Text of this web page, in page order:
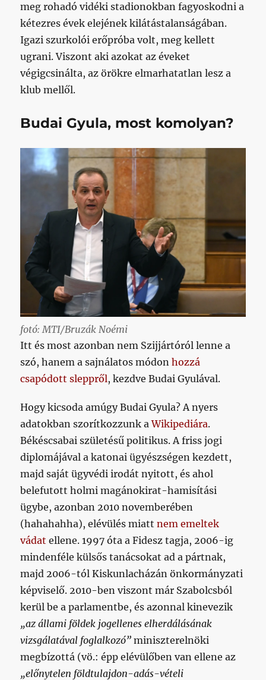
meg rohadó vidéki stadionokban fagyoskodni a
kétezres évek elejének kilátástalanságában.
Igazi szurkolói erőpróba volt, meg kellett
ugrani. Viszont aki azokat az éveket
végigcsinálta, az örökre elmarhatatlan lesz a
klub mellől.
Budai Gyula, most komolyan?
fotó: MTI/Bruzák Noémi
Itt és most azonban nem Szijjártóról lenne a
szó, hanem a sajnálatos módonhozzá
csapódott sleppről, kezdve Budai Gyulával.
Hogy kicsoda amúgy Budai Gyula? A nyers
adatokban szorítkozzunk aWikipediára.
Békéscsabai születésű politikus. A friss jogi
diplomájával a katonai ügyészségen kezdett,
majd saját ügyvédi irodát nyitott, és ahol
belefutott holmi magánokirat-hamisítási
ügybe, azonban 2010 novemberében
(hahahahha), elévülés miattnem emeltek
vádat ellene. 1997 óta a Fidesz tagja, 2006-ig
mindenféle külsős tanácsokat ad a pártnak,
majd 2006-tól Kiskunlacházán önkormányzati
képviselő. 2010-ben viszont már Szabolcsból
kerül be a parlamentbe, és azonnal kinevezik
„az állami földek jogellenes elherdálásának
vizsgálatával foglalkozó” miniszterelnöki
megbízottá (vö.: épp elévülőben van ellene az
„előnytelen földtulajdon-adás-vételi